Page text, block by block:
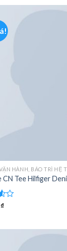
CN Tee Hilfiger
₫Giá